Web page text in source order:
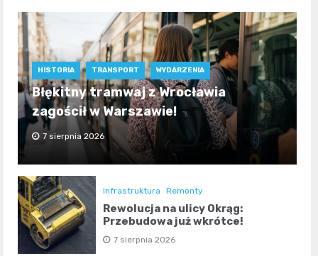
HISTORIA TRANSPORT WYDARZENIA
Błękitny tramwaj z Wrocławia
zagościł w Warszawie!
7 sierpnia 2026
Infrastruktura Remonty
Rewolucja na ulicy Okrąg:
Przebudowa już wkrótce!
7 sierpnia 2026